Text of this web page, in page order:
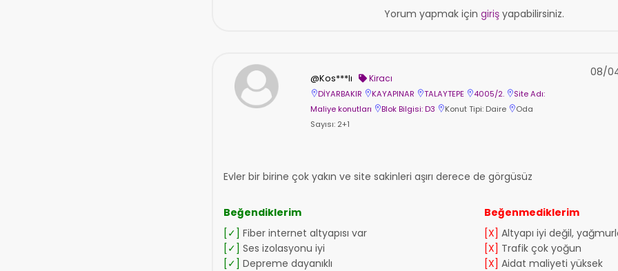
Yorum yapmak için girişyapabilirsiniz.
@Kos***lı Kiracı
DİYARBAKIR KAYAPINAR TALAYTEPE 4005/2.
Site Adı:
Maliye konutları
Blok Bilgisi: D3 Konut Tipi: Daire
Oda
Sayısı: 2+1
08/
Evler bir birine çok yakın ve site sakinleri aşırı derece de görgüsüz
Beğendiklerim
[✓] Fiber internet altyapısı var
[✓] Ses izolasyonu iyi
[✓] Depreme dayanıklı
Beğenmediklerim
[X] Altyapı iyi değil,
[X] Trafik çok yoğun
[X] Aidat maliyeti yüksek